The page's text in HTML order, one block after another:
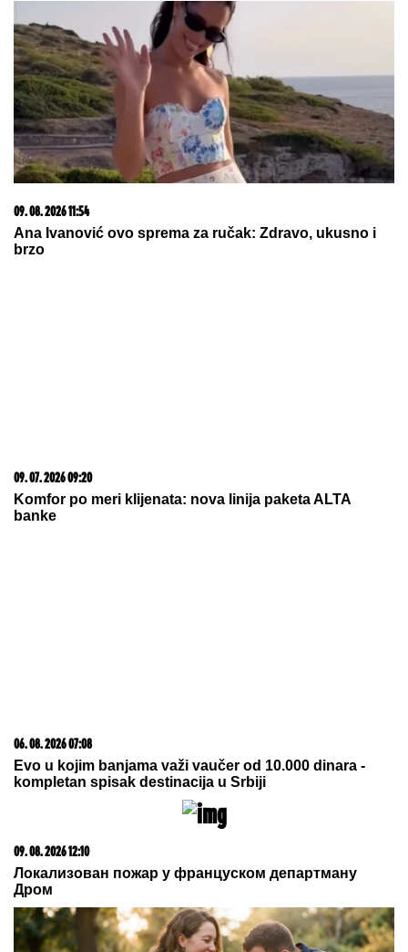
09. 08. 2026 11:54
Ana Ivanović ovo sprema za ručak: Zdravo, ukusno i
brzo
09. 07. 2026 09:20
Komfor po meri klijenata: nova linija paketa ALTA
banke
06. 08. 2026 07:08
Evo u kojim banjama važi vaučer od 10.000 dinara -
kompletan spisak destinacija u Srbiji
09. 08. 2026 12:10
Локализован пожар у француском департману
Дром